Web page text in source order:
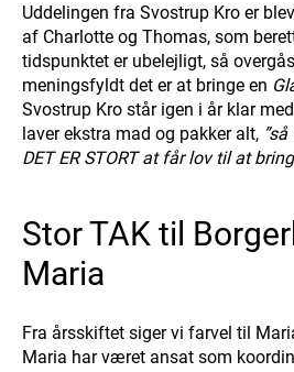
Uddelingen fra Svostrup Kro er
af Charlotte og Thomas, som
tidspunktet er ubelejligt, så
meningsfyldt det er at bringe en
Svostrup Kro står igen i år klar
laver ekstra mad og pakker alt,
DET ER STORT at får lov til at
Stor TAK til
Maria
Fra årsskiftet siger vi farvel til
Maria har været ansat som